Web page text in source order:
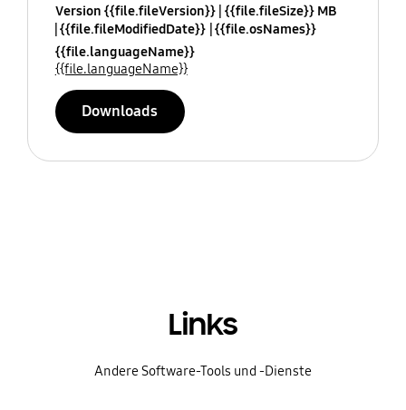
Version {{file.fileVersion}} {{file.fileSize}} MB
{{file.fileModifiedDate}} {{file.osNames}}
{{file.languageName}}
{{file.languageName}}
Downloads
Links
Andere Software-Tools und -Dienste